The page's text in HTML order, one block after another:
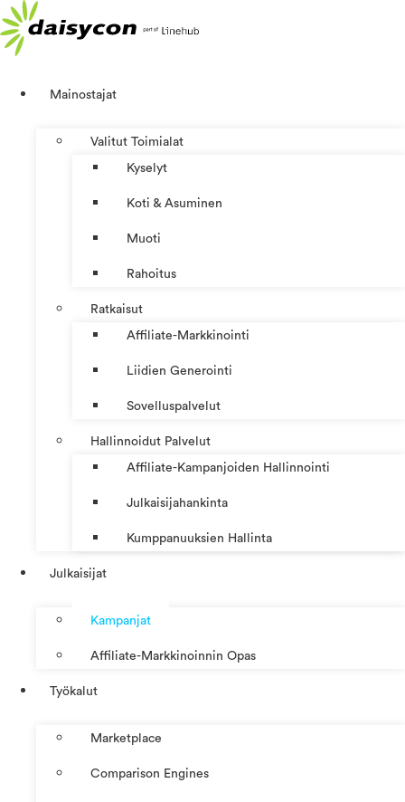
Mene
sisältöön
Mainostajat
Valitut Toimialat
Kyselyt
Koti & Asuminen
Muoti
Rahoitus
Ratkaisut
Affiliate-Markkinointi
Liidien Generointi
Sovelluspalvelut
Hallinnoidut Palvelut
Affiliate-Kampanjoiden Hallinnointi
Julkaisijahankinta
Kumppanuuksien Hallinta
Julkaisijat
Kampanjat
Affiliate-Markkinoinnin Opas
Työkalut
Marketplace
Comparison Engines